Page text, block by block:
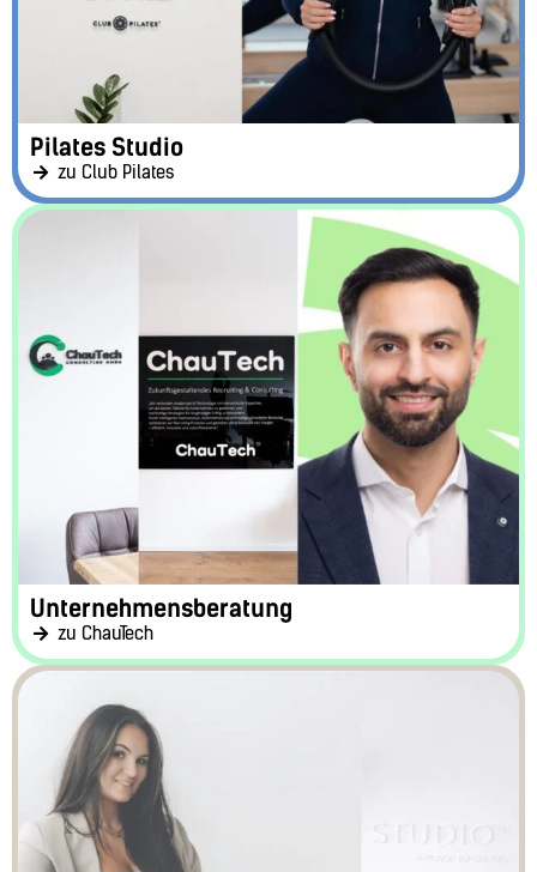
Pilates Studio
zu Club Pilates
Unternehmensberatung
zu ChauTech